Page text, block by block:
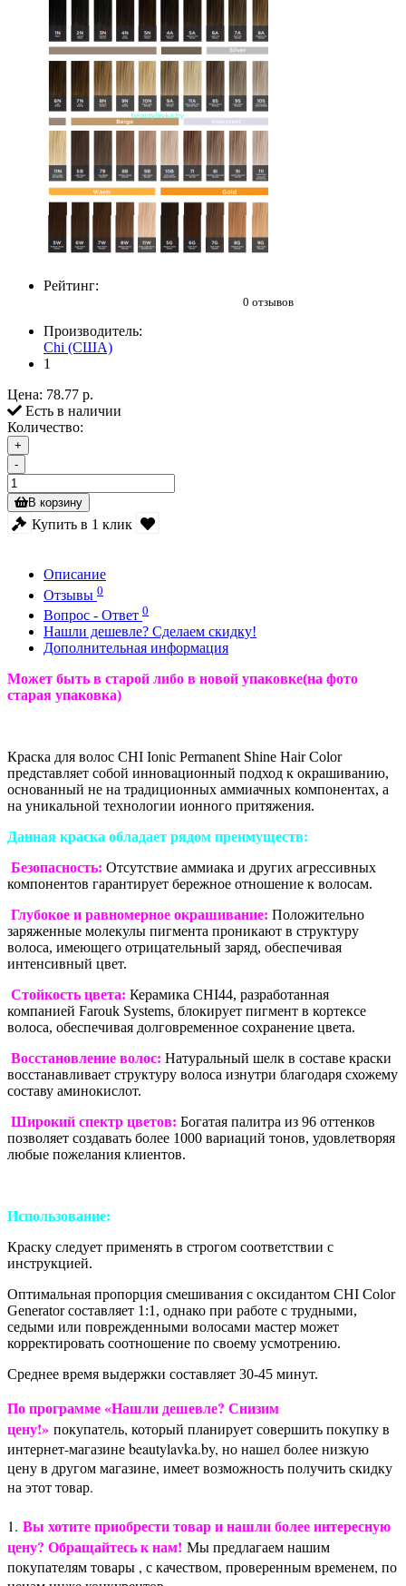
Рейтинг:
0 отзывов
Производитель:
Chi (США)
1
Цена: 78.77 р.
Есть в наличии
Количество:
+
-
В корзину
Купить в 1 клик
Описание
Отзывы 0
Вопрос - Ответ 0
Нашли дешевле? Сделаем скидку!
Дополнительная информация
Может быть в старой либо в новой упаковке(на фото
старая упаковка)
Краска для волос CHI Ionic Permanent Shine Hair Color
представляет собой инновационный подход к окрашиванию,
основанный не на традиционных аммиачных компонентах, а
на уникальной технологии ионного притяжения.
Данная краска обладает рядом преимуществ:
Безопасность: Отсутствие аммиака и других агрессивных
компонентов гарантирует бережное отношение к волосам.
Глубокое и равномерное окрашивание: Положительно
заряженные молекулы пигмента проникают в структуру
волоса, имеющего отрицательный заряд, обеспечивая
интенсивный цвет.
Стойкость цвета: Керамика CHI44, разработанная
компанией Farouk Systems, блокирует пигмент в кортексе
волоса, обеспечивая долговременное сохранение цвета.
Восстановление волос: Натуральный шелк в составе краски
восстанавливает структуру волоса изнутри благодаря схожему
составу аминокислот.
Широкий спектр цветов: Богатая палитра из 96 оттенков
позволяет создавать более 1000 вариаций тонов, удовлетворяя
любые пожелания клиентов.
Использование:
Краску следует применять в строгом соответствии с
инструкцией.
Оптимальная пропорция смешивания с оксидантом CHI Color
Generator составляет 1:1, однако при работе с трудными,
седыми или поврежденными волосами мастер может
корректировать соотношение по своему усмотрению.
Среднее время выдержки составляет 30-45 минут.
По программе «Нашли дешевле? Снизим
цену!» покупатель, который планирует совершить покупку в
интернет-магазине beautylavka.by, но нашел более низкую
цену в другом магазине, имеет возможность получить скидку
на этот товар.
1. Вы хотите приобрести товар и нашли более интересную
цену? Обращайтесь к нам! Мы предлагаем нашим
покупателям товары , с качеством, проверенным временем, по